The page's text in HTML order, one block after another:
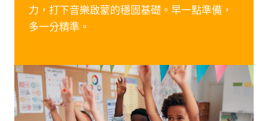
力，打下音樂啟蒙的穩固基礎。早一點準備，
多一分精準。